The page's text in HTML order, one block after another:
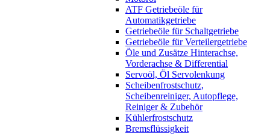
ATF Getriebeöle für
Automatikgetriebe
Getriebeöle für Schaltgetriebe
Getriebeöle für Verteilergetriebe
Öle und Zusätze Hinterachse,
Vorderachse & Differential
Servoöl, Öl Servolenkung
Scheibenfrostschutz,
Scheibenreiniger, Autopflege,
Reiniger & Zubehör
Kühlerfrostschutz
Bremsflüssigkeit